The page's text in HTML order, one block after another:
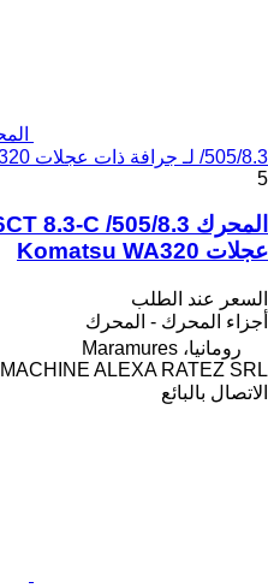
/505/8.3 لـ جرافة ذات عجلات Komatsu WA320
5
عجلات Komatsu WA320
السعر عند الطلب
أجزاء المحرك - المحرك
رومانيا، Maramures
ALEXA RATEZ SRL
الاتصال بالبائع